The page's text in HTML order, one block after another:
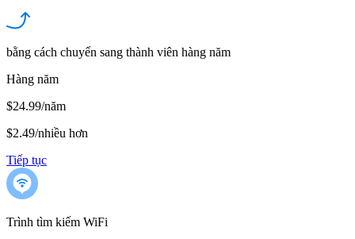
bằng cách chuyển sang thành viên hàng năm
Hàng năm
$24.99/năm
$2.49/nhiều hơn
Tiếp tục
Trình tìm kiếm WiFi